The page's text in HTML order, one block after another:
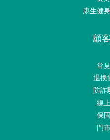
康生健
顧
常
退換
防詐
線
保
門